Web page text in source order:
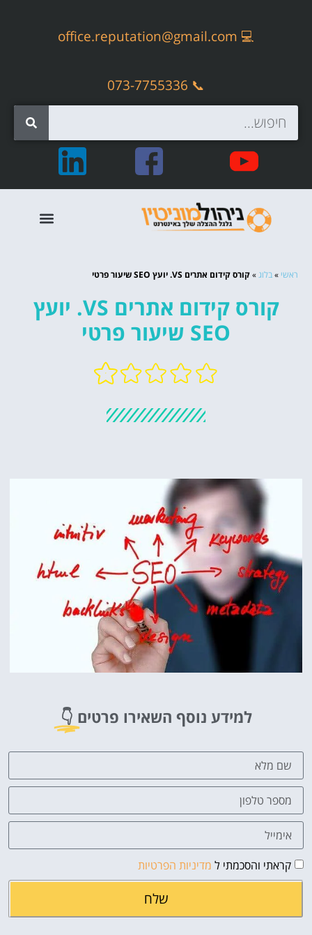
💻
office.reputation@gmail.com
📞 073-7755336
ראשי »בלוג»קורס קידום אתרים VS. יועץ SEO שיעור פרטי
קורס קידום אתרים VS. יועץ
SEO שיעור פרטי
למידע נוסף השאירו פרטים 👇
קראתי והסכמתי ל מדיניות הפרטיות
שלח